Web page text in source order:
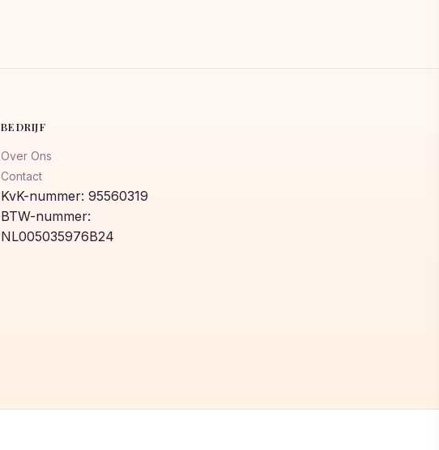
BEDRIJF
Over Ons
Contact
KvK-nummer: 95560319
BTW-nummer:
NL005035976B24